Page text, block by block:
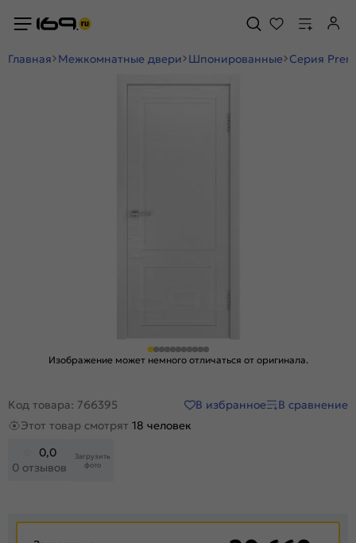
Главная Межкомнатные двери Шпонированные Серия
Изображение может немного отличаться от оригинала.
Код товара: 766395 В избранное
В сравнение
Этот товар смотрят 18 человек
0,0
0 отзывов
Загрузить
фото